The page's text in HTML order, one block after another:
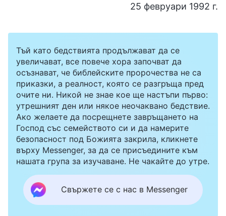
25 февруари 1992 г.
Тъй като бедствията продължават да се
увеличават, все повече хора започват да
осъзнават, че библейските пророчества не са
приказки, а реалност, която се разгръща пред
очите ни. Никой не знае кое ще настъпи първо:
утрешният ден или някое неочаквано бедствие.
Ако желаете да посрещнете завръщането на
Господ със семейството си и да намерите
безопасност под Божията закрила, кликнете
върху Messenger, за да се присъедините към
нашата група за изучаване. Не чакайте до утре.
Свържете се с нас в Messenger